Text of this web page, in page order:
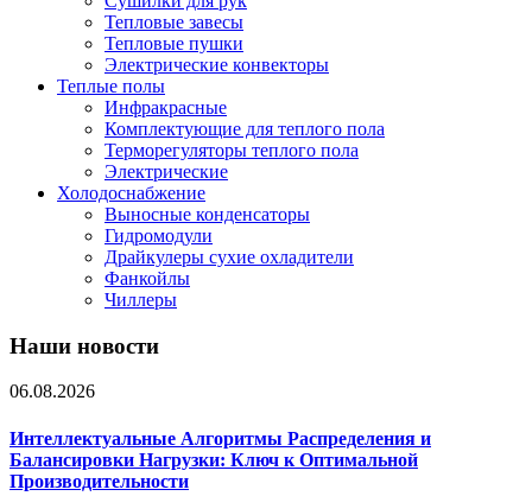
Тепловые завесы
Тепловые пушки
Электрические конвекторы
Теплые полы
Инфракрасные
Комплектующие для теплого пола
Терморегуляторы теплого пола
Электрические
Холодоснабжение
Выносные конденсаторы
Гидромодули
Драйкулеры сухие охладители
Фанкойлы
Чиллеры
Наши новости
06.08.2026
Интеллектуальные Алгоритмы Распределения и
Балансировки Нагрузки: Ключ к Оптимальной
Производительности